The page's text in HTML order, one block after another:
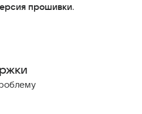
прошивки.